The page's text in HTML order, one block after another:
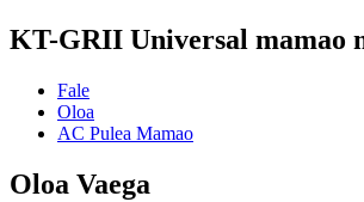
KT-GRII Universal mamao
Fale
Oloa
AC Pulea Mamao
Oloa Vaega